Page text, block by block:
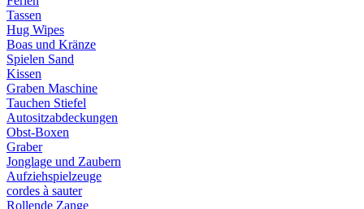
Tassen
Hug Wipes
Boas und Kränze
Spielen Sand
Kissen
Graben Maschine
Tauchen Stiefel
Autositzabdeckungen
Obst-Boxen
Graber
Jonglage und Zaubern
Aufziehspielzeuge
cordes à sauter
Rollende Zange